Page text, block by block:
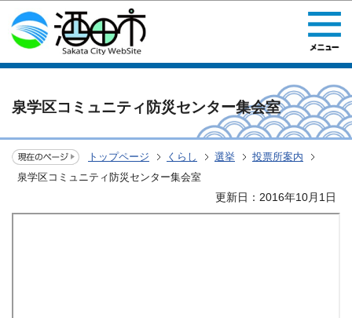
このページの本文へ移動
泉学区コミュニティ防災センター集会室
トップページ くらし 選挙
投票所案内
泉学区コミュニティ防災センター集会室
更新日：2016年10月1日